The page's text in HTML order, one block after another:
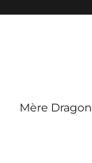
Mère Dragon